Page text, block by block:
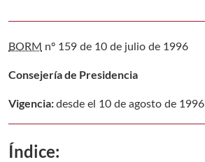
BORM nº 159 de 10 de julio de 1996
Consejería de Presidencia
Vigencia:desde el 10 de agosto de 1996
Índice: